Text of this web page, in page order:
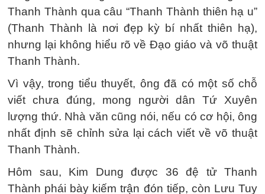
Thanh Thành qua câu “Thanh Thành thiên hạ u”
(Thanh Thành là nơi đẹp kỳ bí nhất thiên hạ),
nhưng lại không hiểu rõ về Đạo giáo và võ thuật
Thanh Thành.
Vì vậy, trong tiểu thuyết, ông đã có một số chỗ
viết chưa đúng, mong người dân Tứ Xuyên
lượng thứ. Nhà văn cũng nói, nếu có cơ hội, ông
nhất định sẽ chỉnh sửa lại cách viết về võ thuật
Thanh Thành.
Hôm sau, Kim Dung được 36 đệ tử Thanh
Thành phái bày kiếm trận đón tiếp, còn Lưu Tuy